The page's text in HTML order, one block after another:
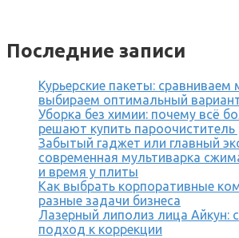
Последние записи
Курьерские пакеты:
выбираем оптимальный
Уборка без химии: почему всё
решают купить
Забытый гаджет или главный
современная мультиварка
и время у плиты
Как выбрать корпоративные
разные задачи бизнеса
Лазерный липолиз лица Айкун:
подход к коррекции